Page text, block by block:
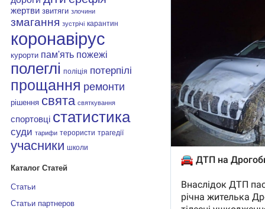
жертви звитяги злочини
змагання зустрічі карантин
коронавірус
курорти пам'ять пожежі
полеглі поліція потерпілі
прощання ремонти
рішення свята святкування
спортовці статистика
суди тарифи терористи трагедії
учасники школи
Каталог Статей
Статьи
Статьи партнеров